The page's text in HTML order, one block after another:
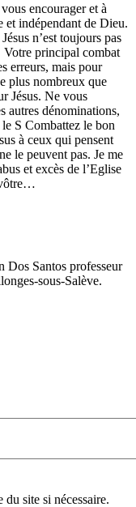
encourager et à
et indépendant de Dieu.
n’est toujours pas
principal combat
erreurs, mais pour
plus nombreux que
Jésus. Ne vous
autres dénominations,
S Combattez le bon
à ceux qui pensent
le peuvent pas. Je me
et excès de l’Eglise
vôtre…
Dos Santos professeur
sous-Salève.
site si nécessaire.